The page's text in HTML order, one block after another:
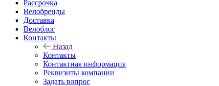
Рассрочка
Велобренды
Доставка
Велоблог
Контакты
Назад
Контакты
Контактная информация
Реквизиты компании
Задать вопрос